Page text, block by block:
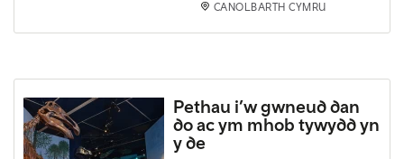
CANOLBARTH CYMRU
Pethau i’w gwneud dan
do ac ym mhob tywydd yn
y de